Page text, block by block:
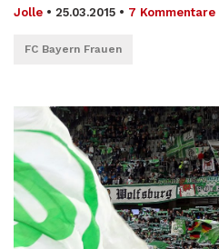
Jolle • 25.03.2015 • 7 Kommentare
FC Bayern Frauen